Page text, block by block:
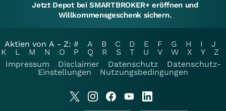
Jetzt Depot bei SMARTBROKER+ eröffnen und
Willkommensgeschenk sichern.
Aktien von A - Z: # A B C D E F G H I
J
K
L M N O P Q R S T U V W X Y
Z
Impressum
Disclaimer Datenschutz
Datenschutz-
Einstellungen
Nutzungsbedingungen